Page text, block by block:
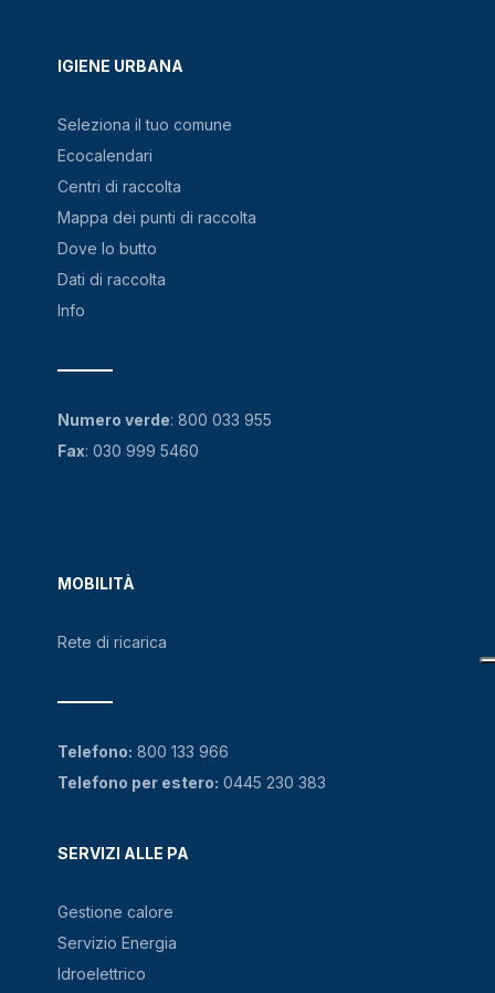
IGIENE URBANA
Seleziona il tuo comune
Ecocalendari
Centri di raccolta
Mappa dei punti di raccolta
Dove lo butto
Dati di raccolta
Info
MOBILITÀ
Rete di ricarica
SERVIZI ALLE PA
Gestione calore
Servizio Energia
Idroelettrico
Numero verde: 800 033 955
Fax: 030 999 5460
Telefono: 800 133 966
Telefono per estero: 0445 230 383